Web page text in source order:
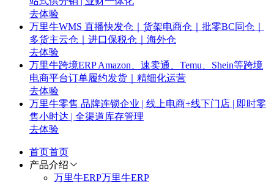
去体验
万里牛WMS 直播快发仓｜货架电商仓｜批零BC同仓｜
多货主云仓｜进口保税仓｜海外仓
去体验
万里牛跨境ERP Amazon、速卖通、Temu、Shein等跨境
电商平台订单履约发货｜精细化运营
去体验
万里牛零售 品牌连锁企业 | 线上电商+线下门店 | 即时零
售小时达 | 全渠道库存管理
去体验
首页首页
产品介绍
万里牛ERP万里牛ERP